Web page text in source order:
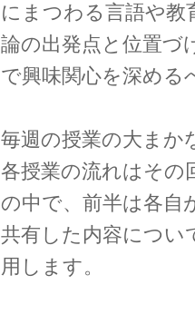
にまつわる言語や
論の出発点と位置づ
で興味関心を深める
毎週の授業の大まか
各授業の流れはその
の中で、前半は各自
共有した内容につ
用します。